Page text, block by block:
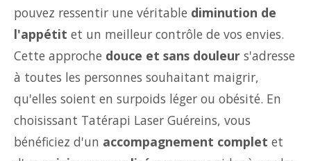
pouvez ressentir une véritable diminution de
l'appétit et un meilleur contrôle de vos envies.
Cette approche douce et sans douleur s'adresse
à toutes les personnes souhaitant maigrir,
qu'elles soient en surpoids léger ou obésité. En
choisissant Tatérapi Laser Guéreins, vous
bénéficiez d'un accompagnement complet et